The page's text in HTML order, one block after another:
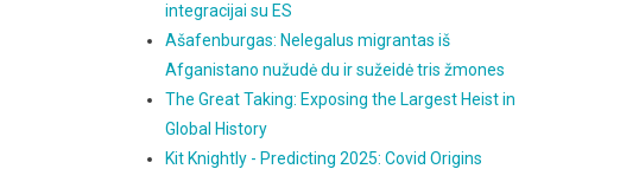
integracijai su ES
Ašafenburgas: Nelegalus migrantas iš
Afganistano nužudė du ir sužeidė tris žmones
The Great Taking: Exposing the Largest Heist in
Global History
Kit Knightly - Predicting 2025: Covid Origins